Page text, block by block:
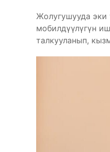
Жолугушууда эки
мобилдүүлүгүн
талкууланып,